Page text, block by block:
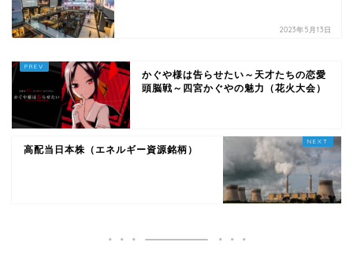
2023年5月13日
かぐや様は告らせたい～天才たちの恋愛
頭脳戦～四宮かぐやの魅力（花火大会）
高配当日本株（エネルギー資源銘柄）